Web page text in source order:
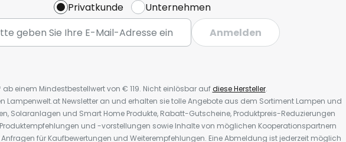
Privatkunde
Unternehmen
Anmelden
ab einem Mindestbestellwert von € 119. Nicht einlösbar aufdiese Hersteller.
Lampenwelt.at Newsletter an und erhalten sie tolle Angebote aus dem Sortiment Lampen und
Solaranlagen und Smart Home Produkte, Rabatt-Gutscheine, Produktpreis-Reduzierungen
und -vorstellungen sowie Inhalte von möglichen Kooperationspartnern
für Kaufbewertungen und Weiterempfehlungen. Eine Abmeldung ist jederzeit möglich